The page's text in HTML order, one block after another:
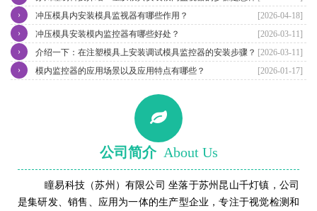
[2026-04-18]
冲压模具内安装模具监视器有哪些作用？
›
[2026-03-11]
冲压模具安装模内监控器有哪些好处？
›
[2026-03-11]
介绍一下：在注塑模具上安装调试模具监控器的安装步骤？
›
[2026-01-17]
模内监控器的应用场景以及应用特点有哪些？
›
公司简介 About Us
瞳易科技（苏州）有限公司 坐落于苏州昆山千灯镇，公司
是集研发、销售、应用为一体的生产型企业，专注于视觉检测和